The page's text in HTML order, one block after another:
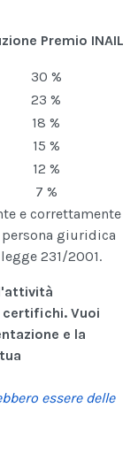
INAIL
30 %
23 %
18 %
15 %
12 %
7 %
e correttamente
giuridica
231/2001.
certifichi. Vuoi
e la
essere delle